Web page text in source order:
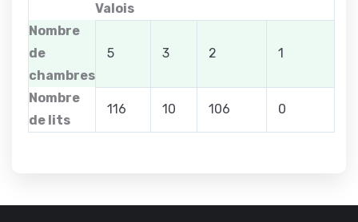
Valois
Nombre
de
chambres
5 3 2 1
Nombre
de lits
116 10 106 0